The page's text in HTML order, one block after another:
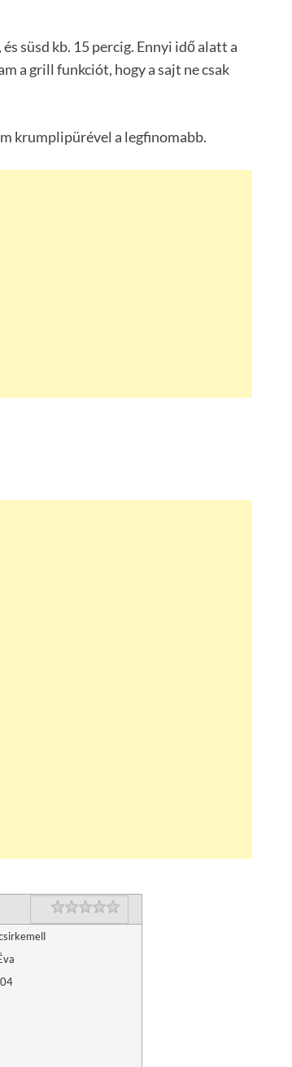
süsd kb. 15 percig. Ennyi idő alatt a
a grill funkciót, hogy a sajt ne csak
krumplipürével a legfinomabb.
Rating